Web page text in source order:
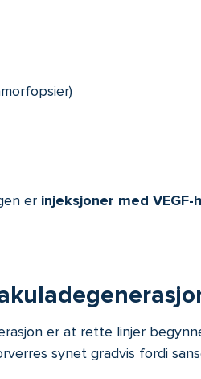
er injeksjoner med VEGF-
er at rette linjer
synet gradvis fordi